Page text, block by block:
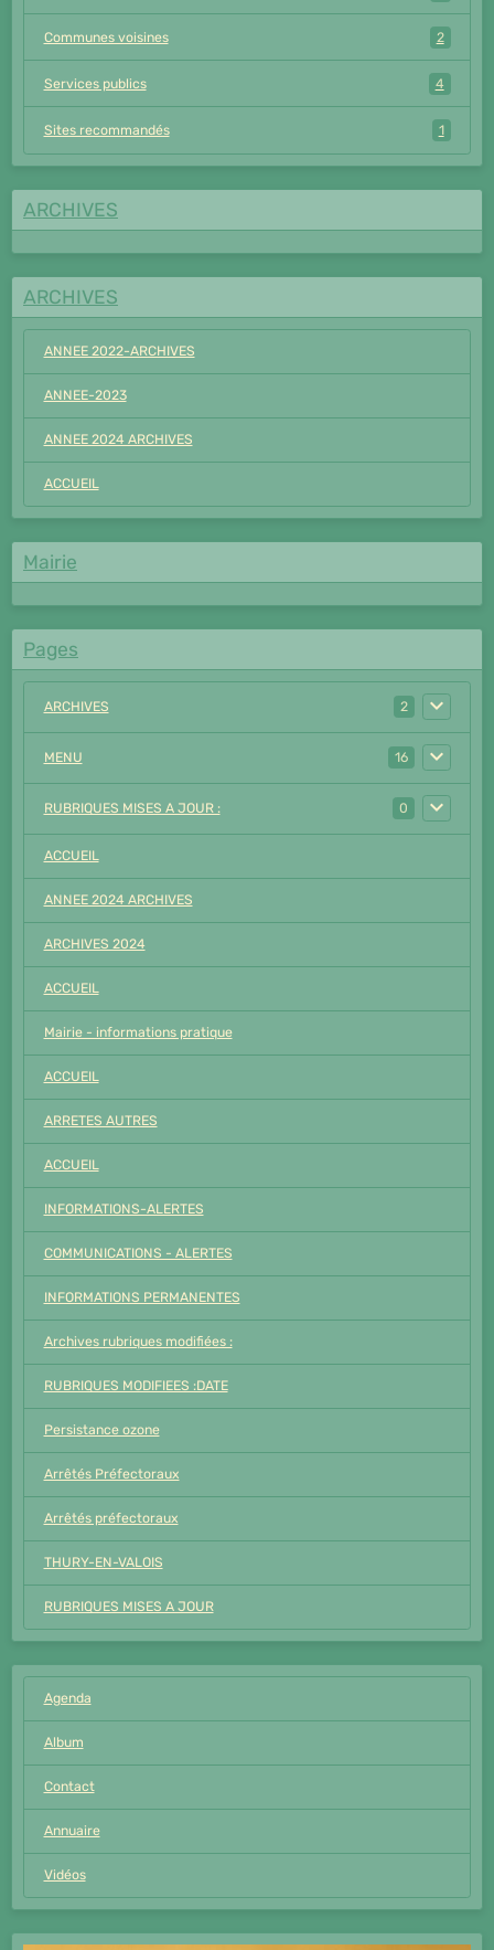
Communes voisines 2
Services publics 4
Sites recommandés 1
ARCHIVES
ARCHIVES
ANNEE 2022-ARCHIVES
ANNEE-2023
ANNEE 2024 ARCHIVES
ACCUEIL
Mairie
Pages
ARCHIVES 2
MENU 16
RUBRIQUES MISES A JOUR : 0
ACCUEIL
ANNEE 2024 ARCHIVES
ARCHIVES 2024
ACCUEIL
Mairie - informations pratique
ACCUEIL
ARRETES AUTRES
ACCUEIL
INFORMATIONS-ALERTES
COMMUNICATIONS - ALERTES
INFORMATIONS PERMANENTES
Archives rubriques modifiées :
RUBRIQUES MODIFIEES :DATE
Persistance ozone
Arrêtés Préfectoraux
Arrêtés préfectoraux
THURY-EN-VALOIS
RUBRIQUES MISES A JOUR
Agenda
Album
Contact
Annuaire
Vidéos